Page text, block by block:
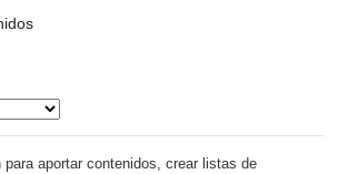
para aportar contenidos, crear listas de